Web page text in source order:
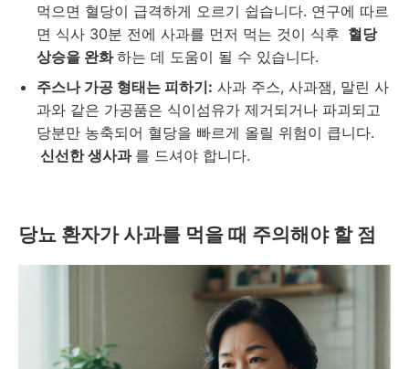
먹으면 혈당이 급격하게 오르기 쉽습니다. 연구에 따르
면 식사 30분 전에 사과를 먼저 먹는 것이 식후 혈당
상승을 완화 하는 데 도움이 될 수 있습니다.
주스나 가공 형태는 피하기: 사과 주스, 사과잼, 말린 사
과와 같은 가공품은 식이섬유가 제거되거나 파괴되고
당분만 농축되어 혈당을 빠르게 올릴 위험이 큽니다.
신선한 생사과 를 드셔야 합니다.
당뇨 환자가 사과를 먹을 때 주의해야 할 점